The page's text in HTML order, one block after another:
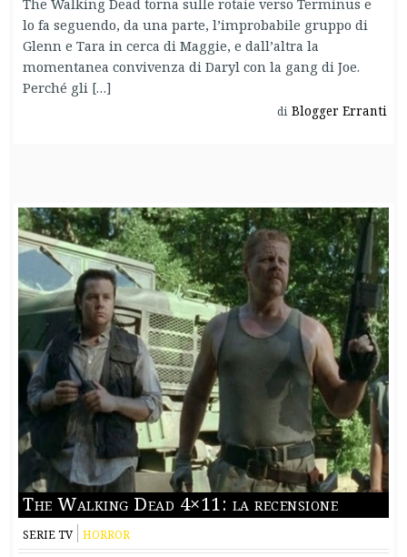
lo fa seguendo, da una parte, l’improbabile gruppo di
Glenn e Tara in cerca di Maggie, e dall’altra la
momentanea convivenza di Daryl con la gang di Joe.
Perché gli […]
di Blogger Erranti
The Walking Dead 4×11: la recensione
SERIE TV HORROR